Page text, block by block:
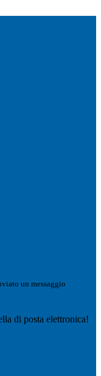
un messaggio
di posta elettronica!